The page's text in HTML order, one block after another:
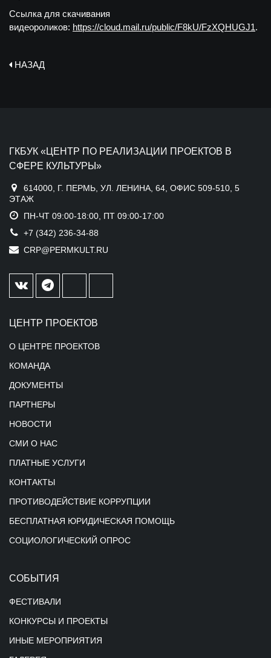
Ссылка для скачивания
видеороликов: https://cloud.mail.ru/public/F8kU/FzXQHUGJ1.
НАЗАД
ГКБУК «ЦЕНТР ПО РЕАЛИЗАЦИИ ПРОЕКТОВ В
СФЕРЕ КУЛЬТУРЫ»
614000, Г. ПЕРМЬ, УЛ. ЛЕНИНА, 64, ОФИС 509-510, 5
ЭТАЖ
ПН-ЧТ 09:00-18:00, ПТ 09:00-17:00
+7 (342) 236-34-88
CRP@PERMKULT.RU
ЦЕНТР ПРОЕКТОВ
О ЦЕНТРЕ ПРОЕКТОВ
КОМАНДА
ДОКУМЕНТЫ
ПАРТНЕРЫ
НОВОСТИ
СМИ О НАС
ПЛАТНЫЕ УСЛУГИ
КОНТАКТЫ
ПРОТИВОДЕЙСТВИЕ КОРРУПЦИИ
БЕСПЛАТНАЯ ЮРИДИЧЕСКАЯ ПОМОЩЬ
СОЦИОЛОГИЧЕСКИЙ ОПРОС
СОБЫТИЯ
ФЕСТИВАЛИ
КОНКУРСЫ И ПРОЕКТЫ
ИНЫЕ МЕРОПРИЯТИЯ